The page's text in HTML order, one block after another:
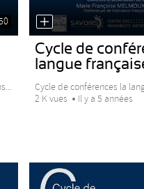
Cycle de
langue
Cycle de conférences la
2 K vues
Il y a 5 années